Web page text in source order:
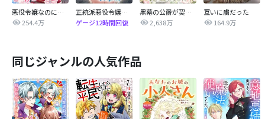
悪役令嬢なのに、狼公爵様に発情されてます
254.4万
正統派悪役令嬢の裏事情
ゲージ12時間回復
黒幕の公爵が契約結婚を提案しました
2,638万
互いに虜だった
164.9万
同じジャンルの人気作品